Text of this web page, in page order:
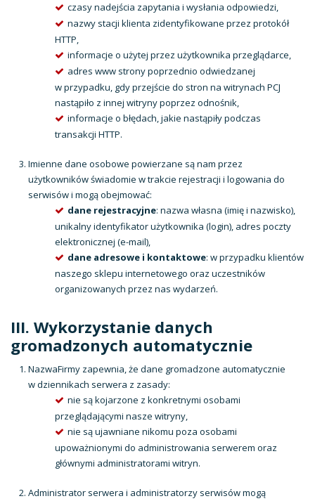
czasy nadejścia zapytania i wysłania odpowiedzi,
nazwy stacji klienta zidentyfikowane przez protokół
HTTP,
informacje o użytej przez użytkownika przeglądarce,
adres www strony poprzednio odwiedzanej
w przypadku, gdy przejście do stron na witrynach PCJ
nastąpiło z innej witryny poprzez odnośnik,
informacje o błędach, jakie nastąpiły podczas
transakcji HTTP.
Imienne dane osobowe powierzane są nam przez
użytkowników świadomie w trakcie rejestracji i logowania do
serwisów i mogą obejmować:
dane rejestracyjne: nazwa własna (imię i nazwisko),
unikalny identyfikator użytkownika (login), adres poczty
elektronicznej (e-mail),
dane adresowe i kontaktowe: w przypadku klientów
naszego sklepu internetowego oraz uczestników
organizowanych przez nas wydarzeń.
III. Wykorzystanie danych
gromadzonych automatycznie
NazwaFirmy zapewnia, że dane gromadzone automatycznie
w dziennikach serwera z zasady:
nie są kojarzone z konkretnymi osobami
przeglądającymi nasze witryny,
nie są ujawniane nikomu poza osobami
upoważnionymi do administrowania serwerem oraz
głównymi administratorami witryn.
Administrator serwera i administratorzy serwisów mogą